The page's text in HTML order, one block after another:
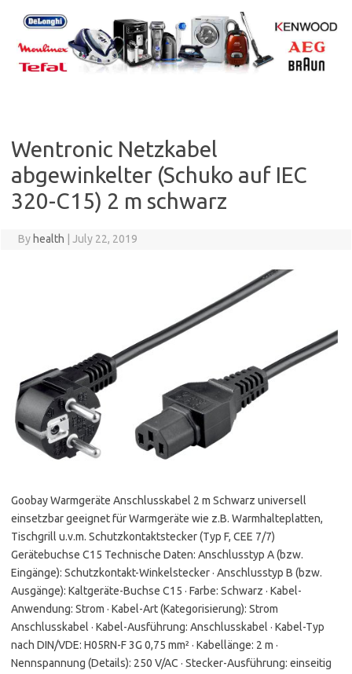
content
Wentronic Netzkabel
abgewinkelter (Schuko auf IEC
320-C15) 2 m schwarz
By health July 22, 2019
Goobay Warmgeräte Anschlusskabel 2 m Schwarz universell
einsetzbar geeignet für Warmgeräte wie z.B. Warmhalteplatten,
Tischgrill u.v.m. Schutzkontaktstecker (Typ F, CEE 7/7)
Gerätebuchse C15 Technische Daten: Anschlusstyp A (bzw.
Eingänge): Schutzkontakt-Winkelstecker · Anschlusstyp B (bzw.
Ausgänge): Kaltgeräte-Buchse C15 · Farbe: Schwarz · Kabel-
Anwendung: Strom · Kabel-Art (Kategorisierung): Strom
Anschlusskabel · Kabel-Ausführung: Anschlusskabel · Kabel-Typ
nach DIN/VDE: H05RN-F 3G 0,75 mm² · Kabellänge: 2 m ·
Nennspannung (Details): 250 V/AC · Stecker-Ausführung: einseitig